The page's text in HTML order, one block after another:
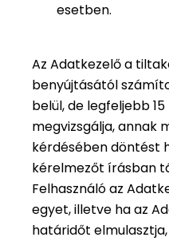
esetben.
Az Adatkezelő a
benyújtásától
belül, de legfeljebb
megvizsgálja, annak
kérdésében döntést
kérelmezőt írásban
Felhasználó az
egyet, illetve ha az
határidőt